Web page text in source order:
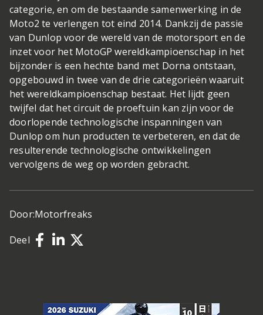
categorie, en om de bestaande samenwerking in de
Moto2 te verlengen tot eind 2014. Dankzij de passie
van Dunlop voor de wereld van de motorsport en de
inzet voor het MotoGP wereldkampioenschap in het
bijzonder is een hechte band met Dorna ontstaan,
opgebouwd in twee van de drie categorieën waaruit
het wereldkampioenschap bestaat. Het lijdt geen
twijfel dat het circuit de proeftuin kan zijn voor de
doorlopende technologische inspanningen van
Dunlop om hun producten te verbeteren, en dat de
resulterende technologische ontwikkelingen
vervolgens de weg op worden gebracht.
Door:Motorfreaks
Deel